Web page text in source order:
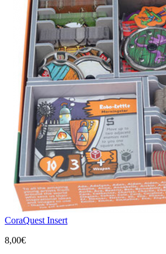
CoraQuest Insert
8,00€